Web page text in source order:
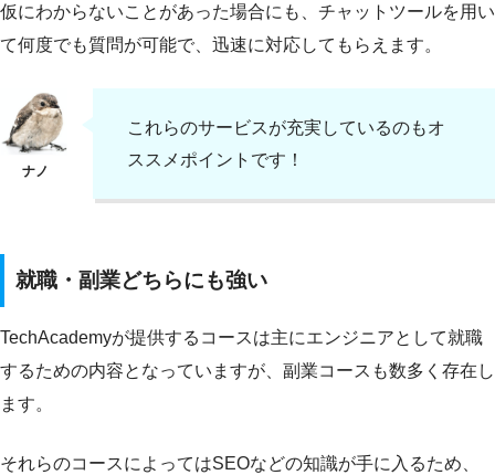
仮にわからないことがあった場合にも、チャットツールを用い
て何度でも質問が可能で、迅速に対応してもらえます。
これらのサービスが充実しているのもオ
ススメポイントです！
就職・副業どちらにも強い
TechAcademyが提供するコースは主にエンジニアとして就職
するための内容となっていますが、副業コースも数多く存在し
ます。
それらのコースによってはSEOなどの知識が手に入るため、